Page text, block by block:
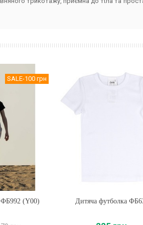
SALE-100 грн
ФБ992 (Y00) Купити
Дитяча футболка